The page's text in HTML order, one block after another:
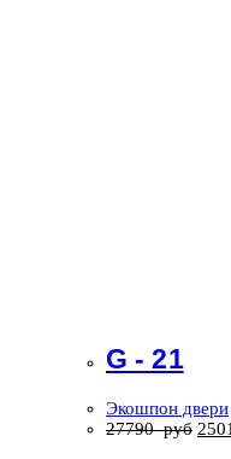
G - 21
Экошпон двери
27790руб